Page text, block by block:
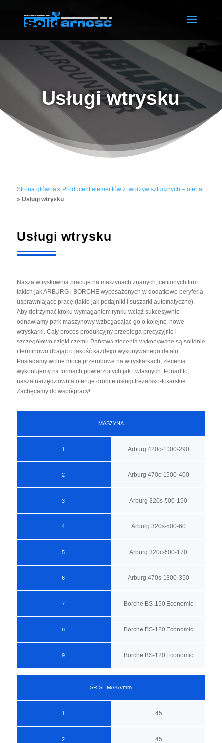
Usługi wtrysku
Strona główna» Producent elementów z tworzyw sztucznych – oferta
» Usługi wtrysku
Usługi wtrysku
Nasza wtryskownia pracuje na maszynach znanych, cenionych firm
takich jak ARBURG i BORCHE wyposażonych w dodatkowe peryferia
usprawniające pracę (takie jak podajniki i suszarki automatyczne).
Aby dotrzymać kroku wymaganiom rynku wciąż sukcesywnie
odnawiamy park maszynowy wzbogacając go o kolejne, nowe
wtryskarki. Cały proces produkcyjny przebiega precyzyjnie i
szczegółowo dzięki czemu Państwa zlecenia wykonywane są solidnie
i terminowo dbając o jakość każdego wykonywanego detalu.
Posiadamy wolne moce przerobowe na wtryskarkach, zlecenia
wykonujemy na formach powierzonych jak i własnych. Ponad to,
nasza narzędziownia oferuje drobne usługi frezarsko-tokarskie.
Zachęcamy do współpracy!
MASZYNA
1 Arburg 420c-1000-290
2 Arburg 470c-1500-400
3 Arburg 320s-500-150
4 Arburg 320s-500-60
5 Arburg 320c-500-170
6 Arburg 470s-1300-350
7 Borche BS-150 Economic
8 Borche BS-120 Economic
9 Borche BS-120 Economic
ŚR ŚLIMAKA/mm
1 45
2 45